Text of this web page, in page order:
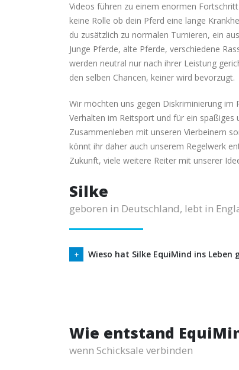
Videos führen zu einem enormen
keine Rolle ob dein Pferd eine lange
du zusätzlich zu normalen Turnieren, ein
Junge Pferde, alte Pferde, verschiedene
werden neutral nur nach ihrer Leistung
den selben Chancen, keiner wird bevorzugt.
Wir möchten uns gegen Diskriminierung im
Verhalten im Reitsport und für ein
Zusammenleben mit unseren Vierbeinern
könnt ihr daher auch unserem Regelwerk
Zukunft, viele weitere Reiter mit unserer
Silke
geboren in Deutschland, lebt in
Wieso hat Silke EquiMind ins Leben
Wie entstand
wenn Schicksale verbinden